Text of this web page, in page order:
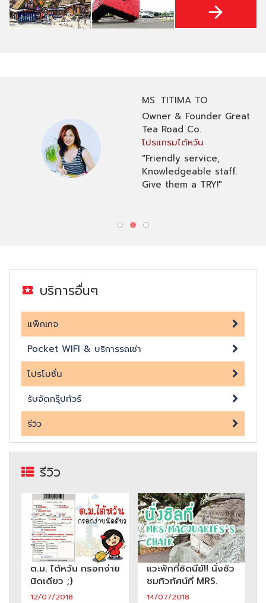
MS. TITIMA TO
Owner & Founder Great
Tea Road Co.
โปรแกรมไต้หวัน
"Friendly service,
Knowledgeable staff.
Give them a TRY!"
บริการอื่นๆ
แพ็กเกจ
Pocket WIFI & บริการรถเช่า
โปรโมชั่น
รับจัดกรุ๊ปทัวร์
รีวิว
รีวิว
ต.ม. ไต้หวัน กรอกง่าย
นิดเดียว ;)
12/07/2018
แวะพักที่ซิดนีย์!! นั่งชิว
ชมทิวทัศน์ที่ MRS.
MACQUARIE’S CHAIR
14/07/2018